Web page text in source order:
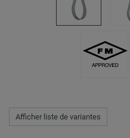
Afficher liste de variantes